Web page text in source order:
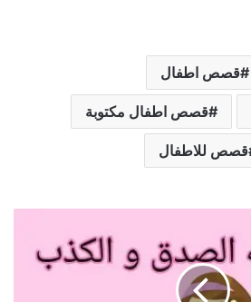
قصص اطفال
قصص اطفال مكتوبة
قصص للاطفال